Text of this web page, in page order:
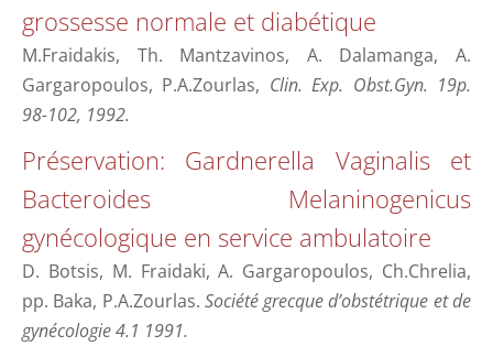
grossesse normale et diabétique
M.Fraidakis, Th. Mantzavinos, A. Dalamanga, A.
Gargaropoulos, P.A.Zourlas, Clin. Exp. Obst.Gyn. 19p.
98-102, 1992.
Préservation: Gardnerella Vaginalis et
Bacteroides Melaninogenicus
gynécologique en service ambulatoire
D. Botsis, M. Fraidaki, A. Gargaropoulos, Ch.Chrelia,
pp. Baka, P.A.Zourlas. Société grecque d’obstétrique et de
gynécologie 4.1 1991.